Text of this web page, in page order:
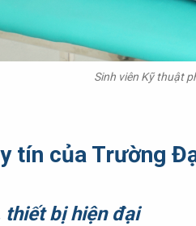
Sinh viên Kỹ thuật
tín của Trường
thiết bị hiện đại